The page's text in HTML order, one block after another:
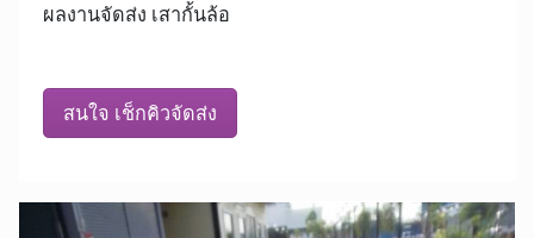
ผลงานจัดส่ง เสากั้นล้อ
สนใจ เช็กคิวจัดส่ง